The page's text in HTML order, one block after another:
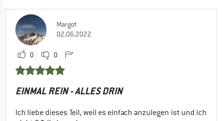
Margot
02.06.2022
0 0
EINMAL REIN - ALLES DRIN
Ich liebe dieses Teil, weil es einfach anzulegen ist und ich